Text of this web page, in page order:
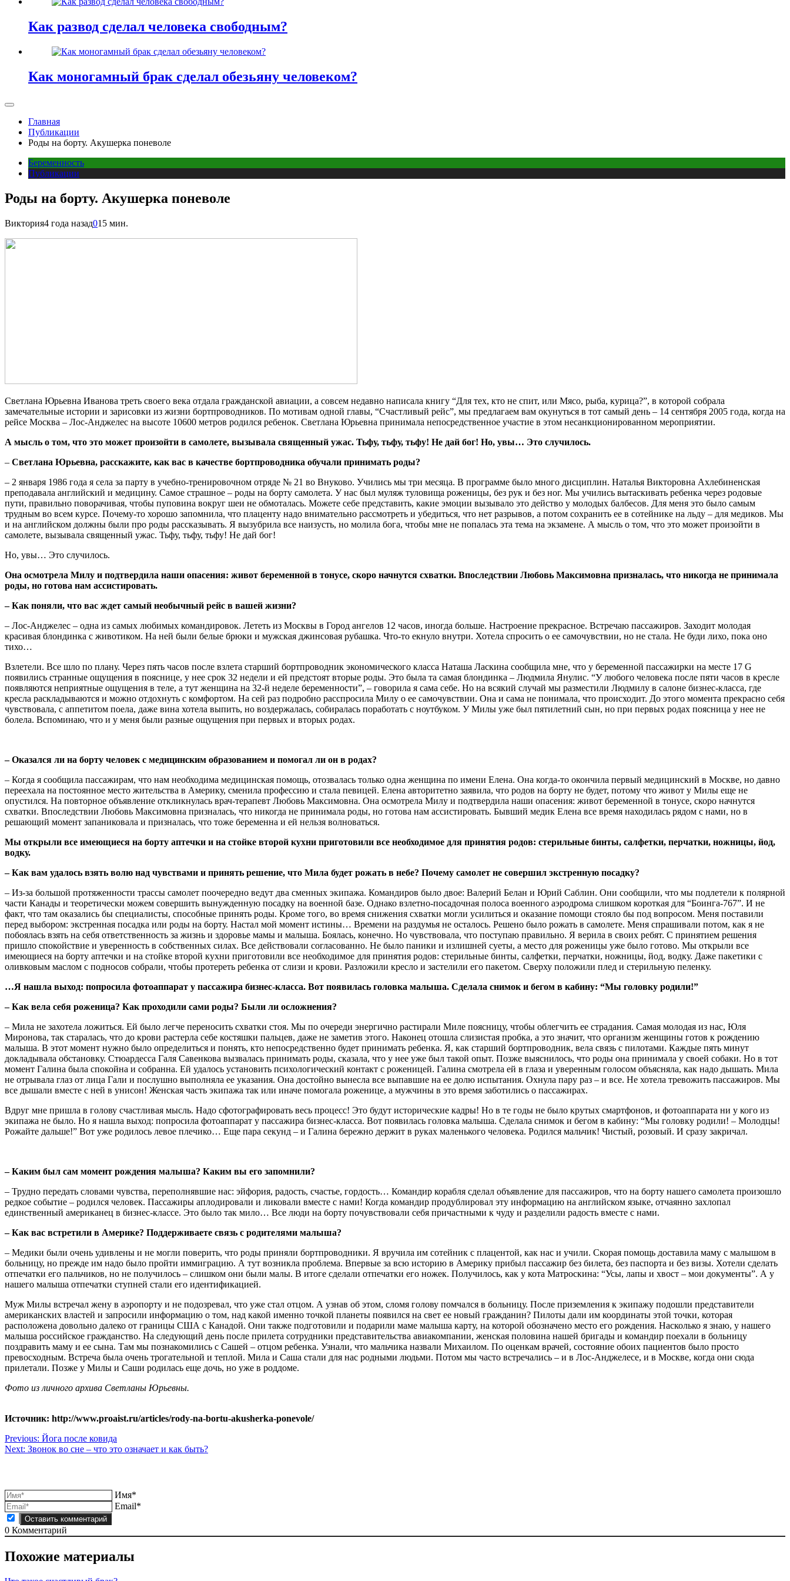
Как развод сделал человека свободным?
Как моногамный брак сделал обезьяну человеком?
Главная
Публикации
Роды на борту. Акушерка поневоле
Беременность
Публикации
Роды на борту. Акушерка поневоле
Виктория4 года назад015 мин.
Светлана Юрьевна Иванова треть своего века отдала гражданской авиации, а совсем недавно написала книгу “Для тех, кто не спит, или Мясо, рыба, курица?”, в которой собрала
замечательные истории и зарисовки из жизни бортпроводников. По мотивам одной главы, “Счастливый рейс”, мы предлагаем вам окунуться в тот самый день – 14 сентября 2005 года, когда на
рейсе Москва – Лос-Анджелес на высоте 10600 метров родился ребенок. Светлана Юрьевна принимала непосредственное участие в этом несанкционированном мероприятии.
А мысль о том, что это может произойти в самолете, вызывала священный ужас. Тьфу, тьфу, тьфу! Не дай бог! Но, увы… Это случилось.
– Светлана Юрьевна, расскажите, как вас в качестве бортпроводника обучали принимать роды?
– 2 января 1986 года я села за парту в учебно-тренировочном отряде № 21 во Внуково. Учились мы три месяца. В программе было много дисциплин. Наталья Викторовна Ахлебиненская
преподавала английский и медицину. Самое страшное – роды на борту самолета. У нас был муляж туловища роженицы, без рук и без ног. Мы учились вытаскивать ребенка через родовые
пути, правильно поворачивая, чтобы пуповина вокруг шеи не обмоталась. Можете себе представить, какие эмоции вызывало это действо у молодых балбесов. Для меня это было самым
трудным во всем курсе. Почему-то хорошо запомнила, что плаценту надо внимательно рассмотреть и убедиться, что нет разрывов, а потом сохранить ее в сотейнике на льду – для медиков. Мы
и на английском должны были про роды рассказывать. Я вызубрила все наизусть, но молила бога, чтобы мне не попалась эта тема на экзамене. А мысль о том, что это может произойти в
самолете, вызывала священный ужас. Тьфу, тьфу, тьфу! Не дай бог!
Но, увы… Это случилось.
Она осмотрела Милу и подтвердила наши опасения: живот беременной в тонусе, скоро начнутся схватки. Впоследствии Любовь Максимовна призналась, что никогда не принимала
роды, но готова нам ассистировать.
– Как поняли, что вас ждет самый необычный рейс в вашей жизни?
– Лос-Анджелес – одна из самых любимых командировок. Лететь из Москвы в Город ангелов 12 часов, иногда больше. Настроение прекрасное. Встречаю пассажиров. Заходит молодая
красивая блондинка с животиком. На ней были белые брюки и мужская джинсовая рубашка. Что-то екнуло внутри. Хотела спросить о ее самочувствии, но не стала. Не буди лихо, пока оно
тихо…
Взлетели. Все шло по плану. Через пять часов после взлета старший бортпроводник экономического класса Наташа Ласкина сообщила мне, что у беременной пассажирки на месте 17 G
появились странные ощущения в пояснице, у нее срок 32 недели и ей предстоят вторые роды. Это была та самая блондинка – Людмила Янулис. “У любого человека после пяти часов в кресле
появляются неприятные ощущения в теле, а тут женщина на 32-й неделе беременности”, – говорила я сама себе. Но на всякий случай мы разместили Людмилу в салоне бизнес-класса, где
кресла раскладываются и можно отдохнуть с комфортом. На сей раз подробно расспросила Милу о ее самочувствии. Она и сама не понимала, что происходит. До этого момента прекрасно себя
чувствовала, с аппетитом поела, даже вина хотела выпить, но воздержалась, собиралась поработать с ноутбуком. У Милы уже был пятилетний сын, но при первых родах поясница у нее не
болела. Вспоминаю, что и у меня были разные ощущения при первых и вторых родах.
– Оказался ли на борту человек с медицинским образованием и помогал ли он в родах?
– Когда я сообщила пассажирам, что нам необходима медицинская помощь, отозвалась только одна женщина по имени Елена. Она когда-то окончила первый медицинский в Москве, но давно
переехала на постоянное место жительства в Америку, сменила профессию и стала певицей. Елена авторитетно заявила, что родов на борту не будет, потому что живот у Милы еще не
опустился. На повторное объявление откликнулась врач-терапевт Любовь Максимовна. Она осмотрела Милу и подтвердила наши опасения: живот беременной в тонусе, скоро начнутся
схватки. Впоследствии Любовь Максимовна призналась, что никогда не принимала роды, но готова нам ассистировать. Бывший медик Елена все время находилась рядом с нами, но в
решающий момент запаниковала и призналась, что тоже беременна и ей нельзя волноваться.
Мы открыли все имеющиеся на борту аптечки и на стойке второй кухни приготовили все необходимое для принятия родов: стерильные бинты, салфетки, перчатки, ножницы, йод,
водку.
– Как вам удалось взять волю над чувствами и принять решение, что Мила будет рожать в небе? Почему самолет не совершил экстренную посадку?
– Из-за большой протяженности трассы самолет поочередно ведут два сменных экипажа. Командиров было двое: Валерий Белан и Юрий Саблин. Они сообщили, что мы подлетели к полярной
части Канады и теоретически можем совершить вынужденную посадку на военной базе. Однако взлетно-посадочная полоса военного аэродрома слишком короткая для “Боинга-767”. И не
факт, что там оказались бы специалисты, способные принять роды. Кроме того, во время снижения схватки могли усилиться и оказание помощи стояло бы под вопросом. Меня поставили
перед выбором: экстренная посадка или роды на борту. Настал мой момент истины… Времени на раздумья не осталось. Решено было рожать в самолете. Меня спрашивали потом, как я не
побоялась взять на себя ответственность за жизнь и здоровье мамы и малыша. Боялась, конечно. Но чувствовала, что поступаю правильно. Я верила в своих ребят. С принятием решения
пришло спокойствие и уверенность в собственных силах. Все действовали согласованно. Не было паники и излишней суеты, а место для роженицы уже было готово. Мы открыли все
имеющиеся на борту аптечки и на стойке второй кухни приготовили все необходимое для принятия родов: стерильные бинты, салфетки, перчатки, ножницы, йод, водку. Даже пакетики с
оливковым маслом с подносов собрали, чтобы протереть ребенка от слизи и крови. Разложили кресло и застелили его пакетом. Сверху положили плед и стерильную пеленку.
…Я нашла выход: попросила фотоаппарат у пассажира бизнес-класса. Вот появилась головка малыша. Сделала снимок и бегом в кабину: “Мы головку родили!”
– Как вела себя роженица? Как проходили сами роды? Были ли осложнения?
– Мила не захотела ложиться. Ей было легче переносить схватки стоя. Мы по очереди энергично растирали Миле поясницу, чтобы облегчить ее страдания. Самая молодая из нас, Юля
Миронова, так старалась, что до крови растерла себе костяшки пальцев, даже не заметив этого. Наконец отошла слизистая пробка, а это значит, что организм женщины готов к рождению
малыша. В этот момент нужно было определиться и понять, кто непосредственно будет принимать ребенка. Я, как старший бортпроводник, вела связь с пилотами. Каждые пять минут
докладывала обстановку. Стюардесса Галя Савенкова вызвалась принимать роды, сказала, что у нее уже был такой опыт. Позже выяснилось, что роды она принимала у своей собаки. Но в тот
момент Галина была спокойна и собранна. Ей удалось установить психологический контакт с роженицей. Галина смотрела ей в глаза и уверенным голосом объясняла, как надо дышать. Мила
не отрывала глаз от лица Гали и послушно выполняла ее указания. Она достойно вынесла все выпавшие на ее долю испытания. Охнула пару раз – и все. Не хотела тревожить пассажиров. Мы
все дышали вместе с ней в унисон! Женская часть экипажа так или иначе помогала роженице, а мужчины в это время заботились о пассажирах.
Вдруг мне пришла в голову счастливая мысль. Надо сфотографировать весь процесс! Это будут исторические кадры! Но в те годы не было крутых смартфонов, и фотоаппарата ни у кого из
экипажа не было. Но я нашла выход: попросила фотоаппарат у пассажира бизнес-класса. Вот появилась головка малыша. Сделала снимок и бегом в кабину: “Мы головку родили! – Молодцы!
Рожайте дальше!” Вот уже родилось левое плечико… Еще пара секунд – и Галина бережно держит в руках маленького человека. Родился мальчик! Чистый, розовый. И сразу закричал.
– Каким был сам момент рождения малыша? Каким вы его запомнили?
– Трудно передать словами чувства, переполнявшие нас: эйфория, радость, счастье, гордость… Командир корабля сделал объявление для пассажиров, что на борту нашего самолета произошло
редкое событие – родился человек. Пассажиры аплодировали и ликовали вместе с нами! Когда командир продублировал эту информацию на английском языке, отчаянно захлопал
единственный американец в бизнес-классе. Это было так мило… Все люди на борту почувствовали себя причастными к чуду и разделили радость вместе с нами.
– Как вас встретили в Америке? Поддерживаете связь с родителями малыша?
– Медики были очень удивлены и не могли поверить, что роды приняли бортпроводники. Я вручила им сотейник с плацентой, как нас и учили. Скорая помощь доставила маму с малышом в
больницу, но прежде им надо было пройти иммиграцию. А тут возникла проблема. Впервые за всю историю в Америку прибыл пассажир без билета, без паспорта и без визы. Хотели сделать
отпечатки его пальчиков, но не получилось – слишком они были малы. В итоге сделали отпечатки его ножек. Получилось, как у кота Матроскина: “Усы, лапы и хвост – мои документы”. А у
нашего малыша отпечатки ступней стали его идентификацией.
Муж Милы встречал жену в аэропорту и не подозревал, что уже стал отцом. А узнав об этом, сломя голову помчался в больницу. После приземления к экипажу подошли представители
американских властей и запросили информацию о том, над какой именно точкой планеты появился на свет ее новый гражданин? Пилоты дали им координаты этой точки, которая
расположена довольно далеко от границы США с Канадой. Они также подготовили и подарили маме малыша карту, на которой обозначено место его рождения. Насколько я знаю, у нашего
малыша российское гражданство. На следующий день после прилета сотрудники представительства авиакомпании, женская половина нашей бригады и командир поехали в больницу
поздравить маму и ее сына. Там мы познакомились с Сашей – отцом ребенка. Узнали, что мальчика назвали Михаилом. По оценкам врачей, состояние обоих пациентов было просто
превосходным. Встреча была очень трогательной и теплой. Мила и Саша стали для нас родными людьми. Потом мы часто встречались – и в Лос-Анджелесе, и в Москве, когда они сюда
прилетали. Позже у Милы и Саши родилась еще дочь, но уже в роддоме.
Фото из личного архива Светланы Юрьевны.
Источник: http://www.proaist.ru/articles/rody-na-bortu-akusherka-ponevole/
Навигация
по
Previous: Йога после ковида
Next: Звонок во сне – что это означает и как быть?
Имя*
Email*
0 Комментарий
Похожие материалы